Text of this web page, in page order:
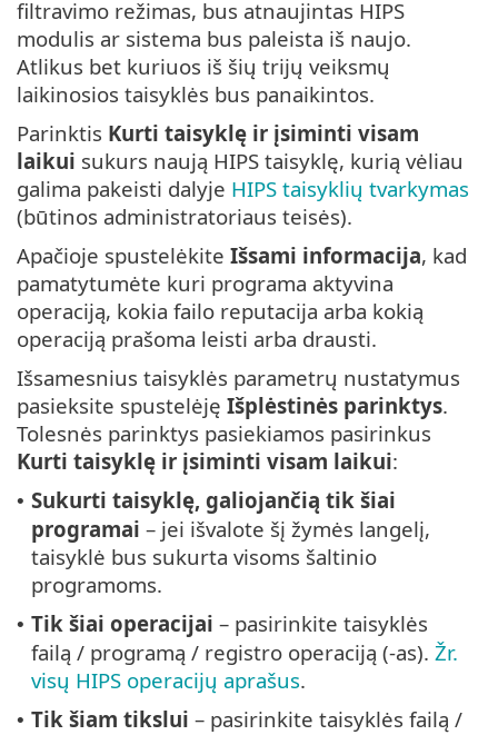
filtravimo režimas, bus atnaujintas HIPS
modulis ar sistema bus paleista iš naujo.
Atlikus bet kuriuos iš šių trijų veiksmų
laikinosios taisyklės bus panaikintos.
Parinktis Kurti taisyklę ir įsiminti visam
laikui sukurs naują HIPS taisyklę, kurią vėliau
galima pakeisti dalyje HIPS taisyklių tvarkymas
(būtinos administratoriaus teisės).
Apačioje spustelėkite Išsami informacija, kad
pamatytumėte kuri programa aktyvina
operaciją, kokia failo reputacija arba kokią
operaciją prašoma leisti arba drausti.
Išsamesnius taisyklės parametrų nustatymus
pasieksite spustelėję Išplėstinės parinktys.
Tolesnės parinktys pasiekiamos pasirinkus
Kurti taisyklę ir įsiminti visam laikui:
• Sukurti taisyklę, galiojančią tik šiai
programai – jei išvalote šį žymės langelį,
taisyklė bus sukurta visoms šaltinio
programoms.
• Tik šiai operacijai – pasirinkite taisyklės
failą / programą / registro operaciją (-as). Žr.
visų HIPS operacijų aprašus.
• Tik šiam tikslui – pasirinkite taisyklės failą /